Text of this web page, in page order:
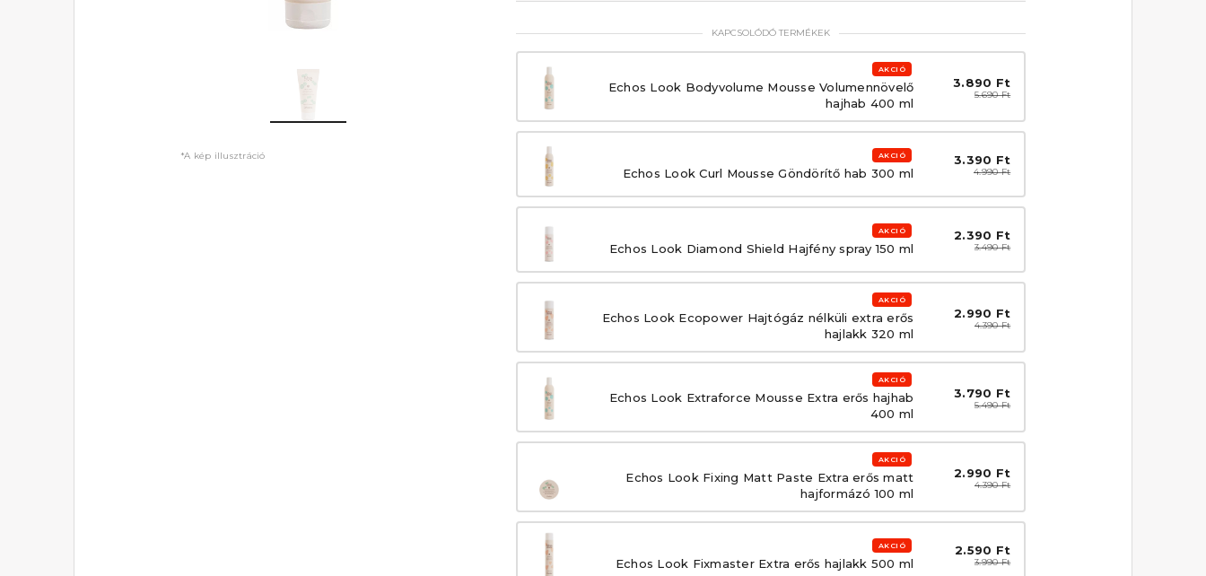
*A kép illusztráció
KAPCSOLÓDÓ TERMÉKEK
AKCIÓ
Echos Look Bodyvolume Mousse Volumennövelő
hajhab 400 ml
3.890 Ft
5.690 Ft
AKCIÓ
Echos Look Curl Mousse Göndörítő hab 300 ml
3.390 Ft
4.990 Ft
AKCIÓ
Echos Look Diamond Shield Hajfény spray 150 ml
2.390 Ft
3.490 Ft
AKCIÓ
Echos Look Ecopower Hajtógáz nélküli extra erős
hajlakk 320 ml
2.990 Ft
4.390 Ft
AKCIÓ
Echos Look Extraforce Mousse Extra erős hajhab
400 ml
3.790 Ft
5.490 Ft
AKCIÓ
Echos Look Fixing Matt Paste Extra erős matt
hajformázó 100 ml
2.990 Ft
4.390 Ft
AKCIÓ
Echos Look Fixmaster Extra erős hajlakk 500 ml
2.590 Ft
3.990 Ft